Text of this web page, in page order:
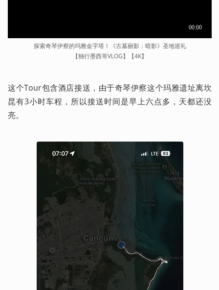
探索奇琴伊察的玛雅金字塔！《古墓丽影：暗影》圣地巡礼
【独行墨西哥VLOG】【4K】
这个Tour包含酒店接送，由于奇琴伊察这个玛雅遗址离坎
昆有3小时车程，所以接送时间是早上六点多，天都还没
亮。